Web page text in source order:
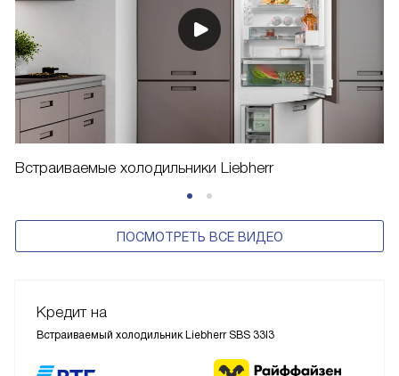
Встраиваемые холодильники Liebherr
ПОСМОТРЕТЬ ВСЕ ВИДЕО
Кредит на
Встраиваемый холодильник Liebherr SBS 33I3